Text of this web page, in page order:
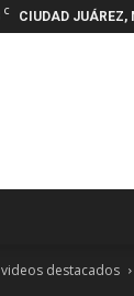
C CIUDAD JUÁREZ,
videos destacados